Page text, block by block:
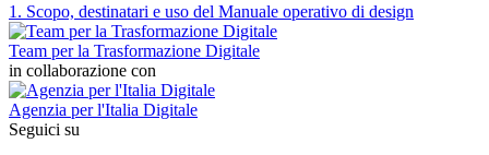
1. Scopo, destinatari e uso del Manuale operativo di design
Team per la Trasformazione Digitale
in collaborazione con
Agenzia per l'Italia Digitale
Seguici su